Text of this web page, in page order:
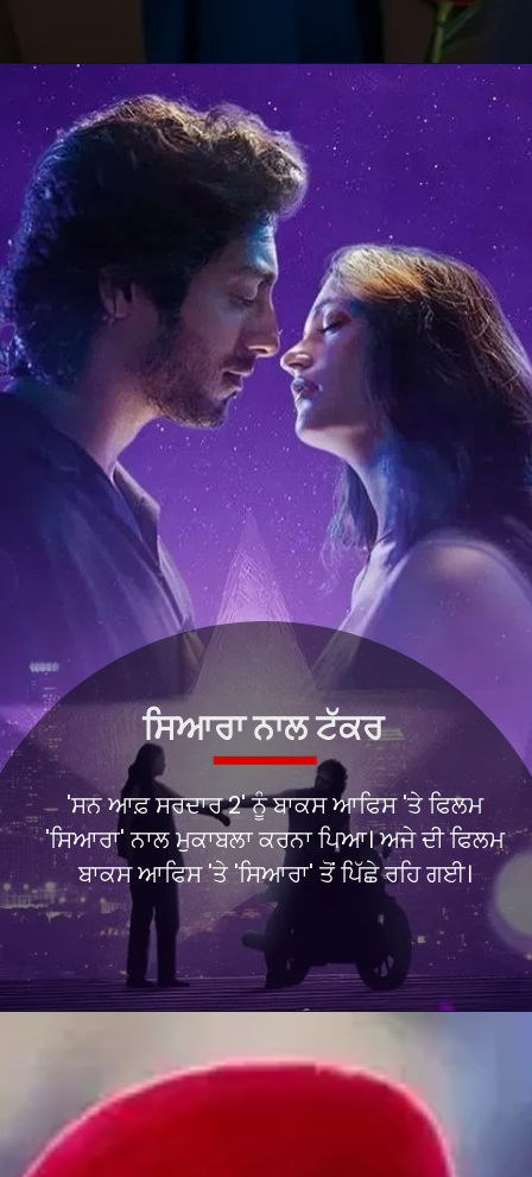
'ਸਨ ਆਫ਼ ਸਰਦਾਰ 2' ਨੂੰ ਬਾਕਸ ਆਫਿਸ 'ਤੇ ਫਿਲਮ
'ਸਿਆਰਾ' ਨਾਲ ਮੁਕਾਬਲਾ ਕਰਨਾ ਪਿਆ। ਅਜੇ ਦੀ ਫਿਲਮ
ਬਾਕਸ ਆਫਿਸ 'ਤੇ 'ਸਿਆਰਾ' ਤੋਂ ਪਿੱਛੇ ਰਹਿ ਗਈ।
ਸਿਆਰਾ ਨਾਲ ਟੱਕਰ